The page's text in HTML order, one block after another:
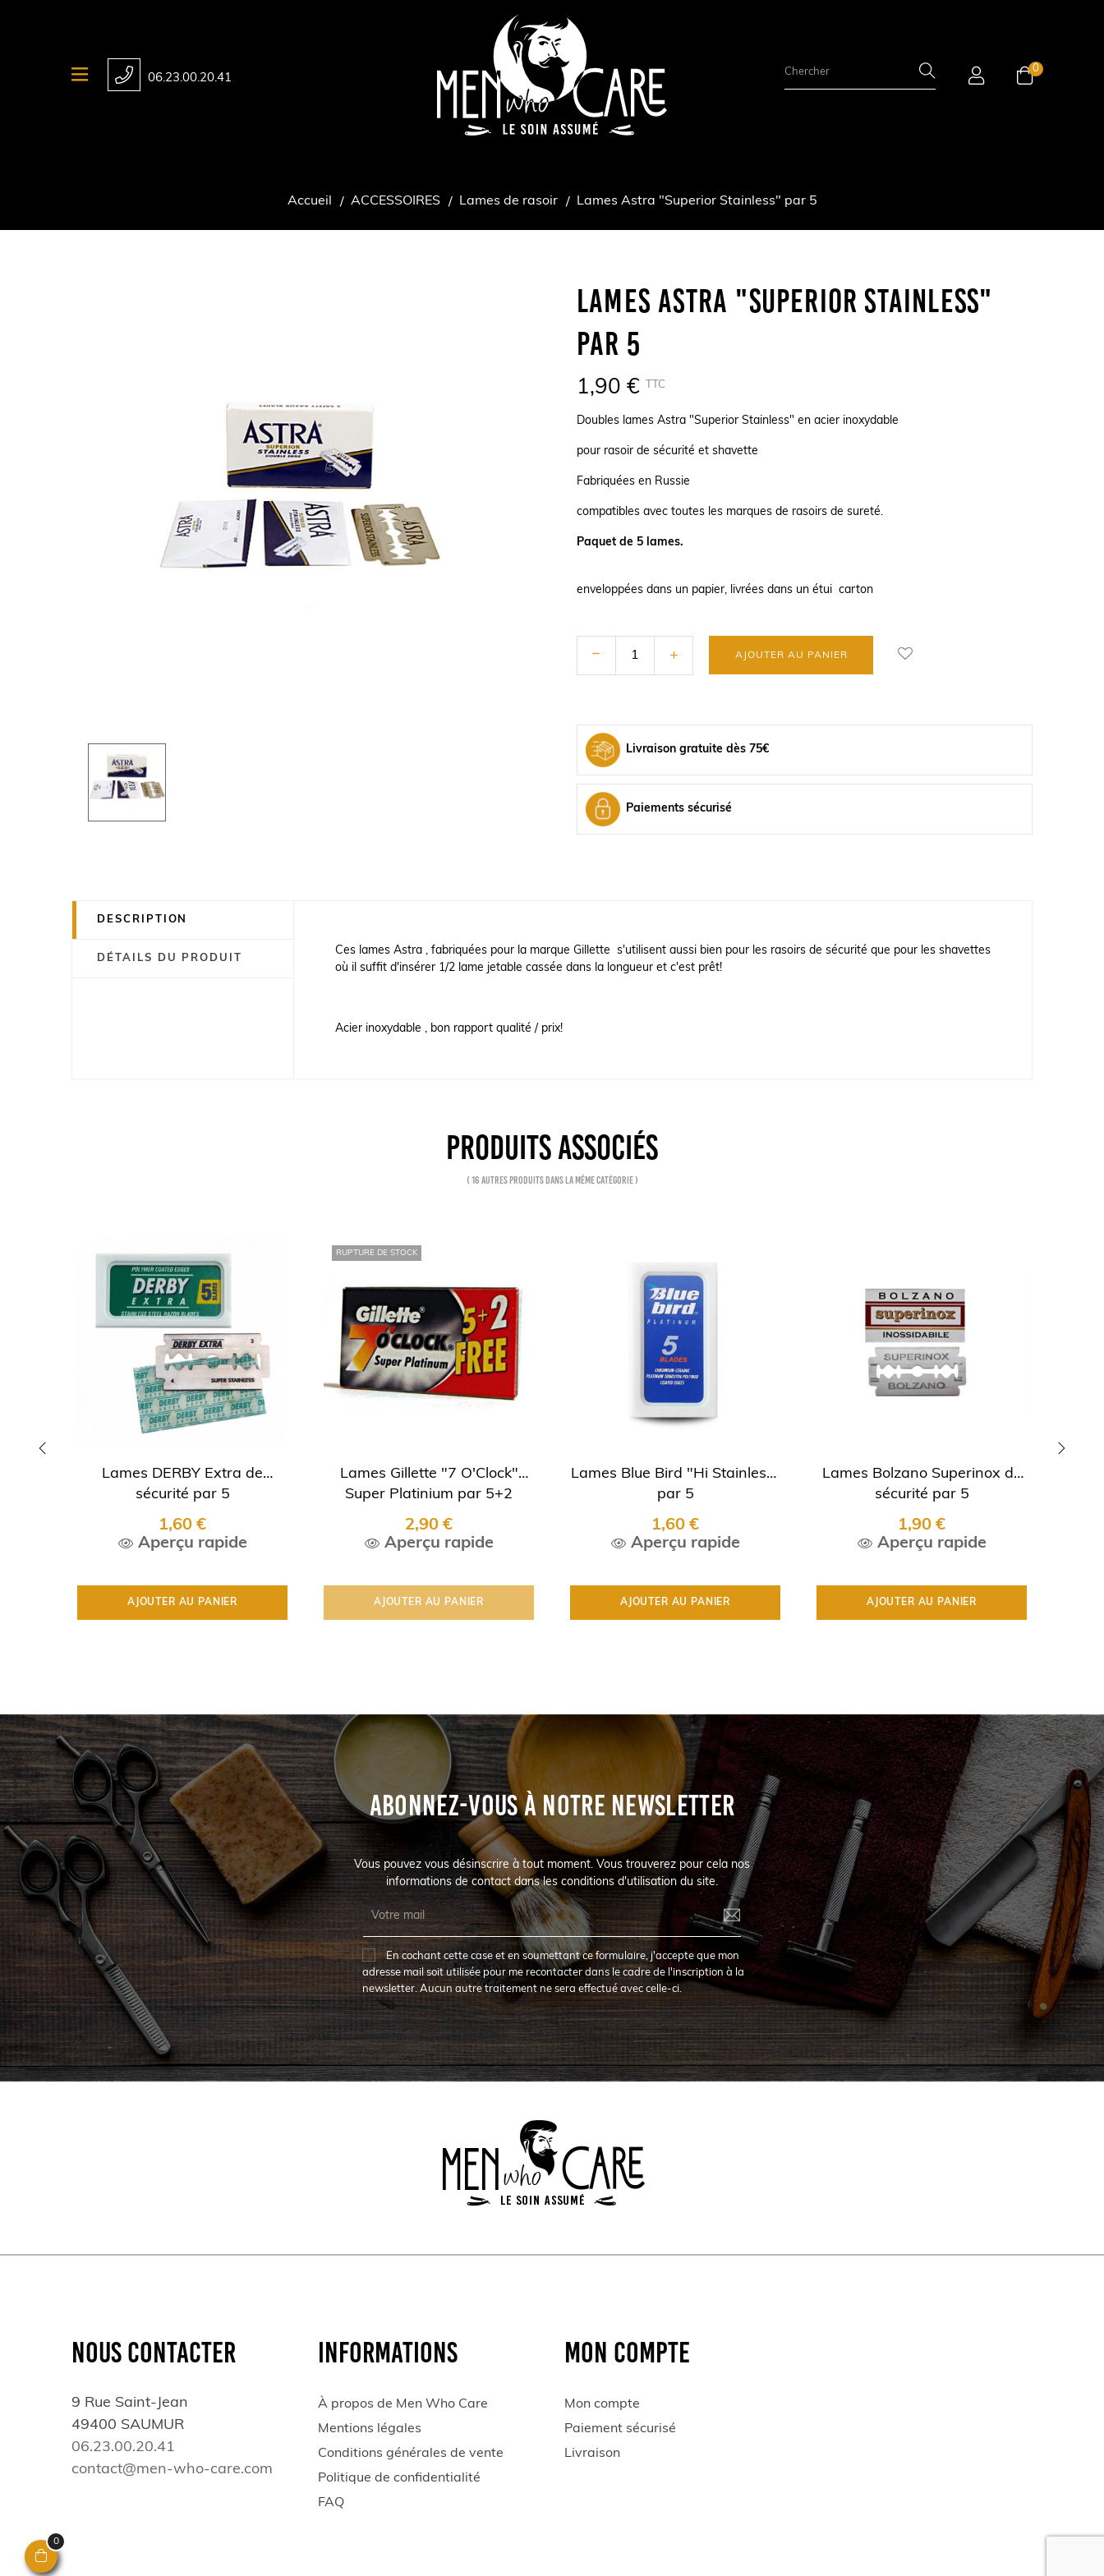
06.23.00.20.41
0
Accueil ACCESSOIRES Lames de rasoir Lames Astra "Superior Stainless" par 5
Lames Astra "Superior Stainless"
Par 5
1,90 € TTC
Doubles lames Astra "Superior Stainless" en acier inoxydable
pour rasoir de sécurité et shavette
Fabriquées en Russie
compatibles avec toutes les marques de rasoirs de sureté.
Paquet de 5 lames.
enveloppées dans un papier, livrées dans un étui carton
AJOUTER AU PANIER
Livraison gratuite dès 75€
Paiements sécurisé
DESCRIPTION
DÉTAILS DU PRODUIT
Ces lames Astra , fabriquées pour la marque Gillette s'utilisent aussi bien pour les rasoirs de sécurité que pour les shavettes
où il suffit d'insérer 1/2 lame jetable cassée dans la longueur et c'est prêt!
Acier inoxydable , bon rapport qualité / prix!
PRODUITS ASSOCIÉS
( 16 autres produits dans la même catégorie )
Lames DERBY Extra de
sécurité par 5
1,60 €
Aperçu rapide
AJOUTER AU PANIER
RUPTURE DE STOCK
Lames Gillette "7 O'Clock"
Super Platinium par 5+2
2,90 €
Aperçu rapide
AJOUTER AU PANIER
Lames Blue Bird "Hi Stainless"
par 5
1,60 €
Aperçu rapide
AJOUTER AU PANIER
Lames Bolzano Superinox de
sécurité par 5
1,90 €
Aperçu rapide
AJOUTER AU PANIER
ABONNEZ-VOUS À NOTRE NEWSLETTER
Vous pouvez vous désinscrire à tout moment. Vous trouverez pour cela nos
informations de contact dans les conditions d'utilisation du site.
En cochant cette case et en soumettant ce formulaire, j'accepte que mon
adresse mail soit utilisée pour me recontacter dans le cadre de l'inscription à la
newsletter. Aucun autre traitement ne sera effectué avec celle-ci.
NOUS CONTACTER
9 Rue Saint-Jean
49400 SAUMUR
06.23.00.20.41
contact@men-who-care.com
INFORMATIONS
À propos de Men Who Care
Mentions légales
Conditions générales de vente
Politique de confidentialité
FAQ
MON COMPTE
Mon compte
Paiement sécurisé
Livraison
0